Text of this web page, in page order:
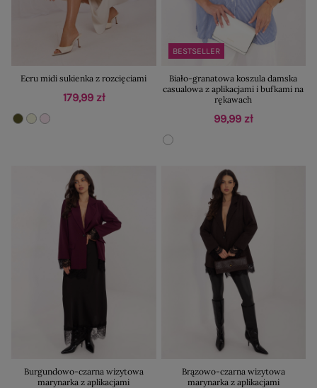
Ecru midi sukienka z rozcięciami
179,99 zł
BESTSELLER
Biało-granatowa koszula damska
casualowa z aplikacjami i bufkami na
rękawach
99,99 zł
Burgundowo-czarna wizytowa
marynarka z aplikacjami
Brązowo-czarna wizytowa
marynarka z aplikacjami